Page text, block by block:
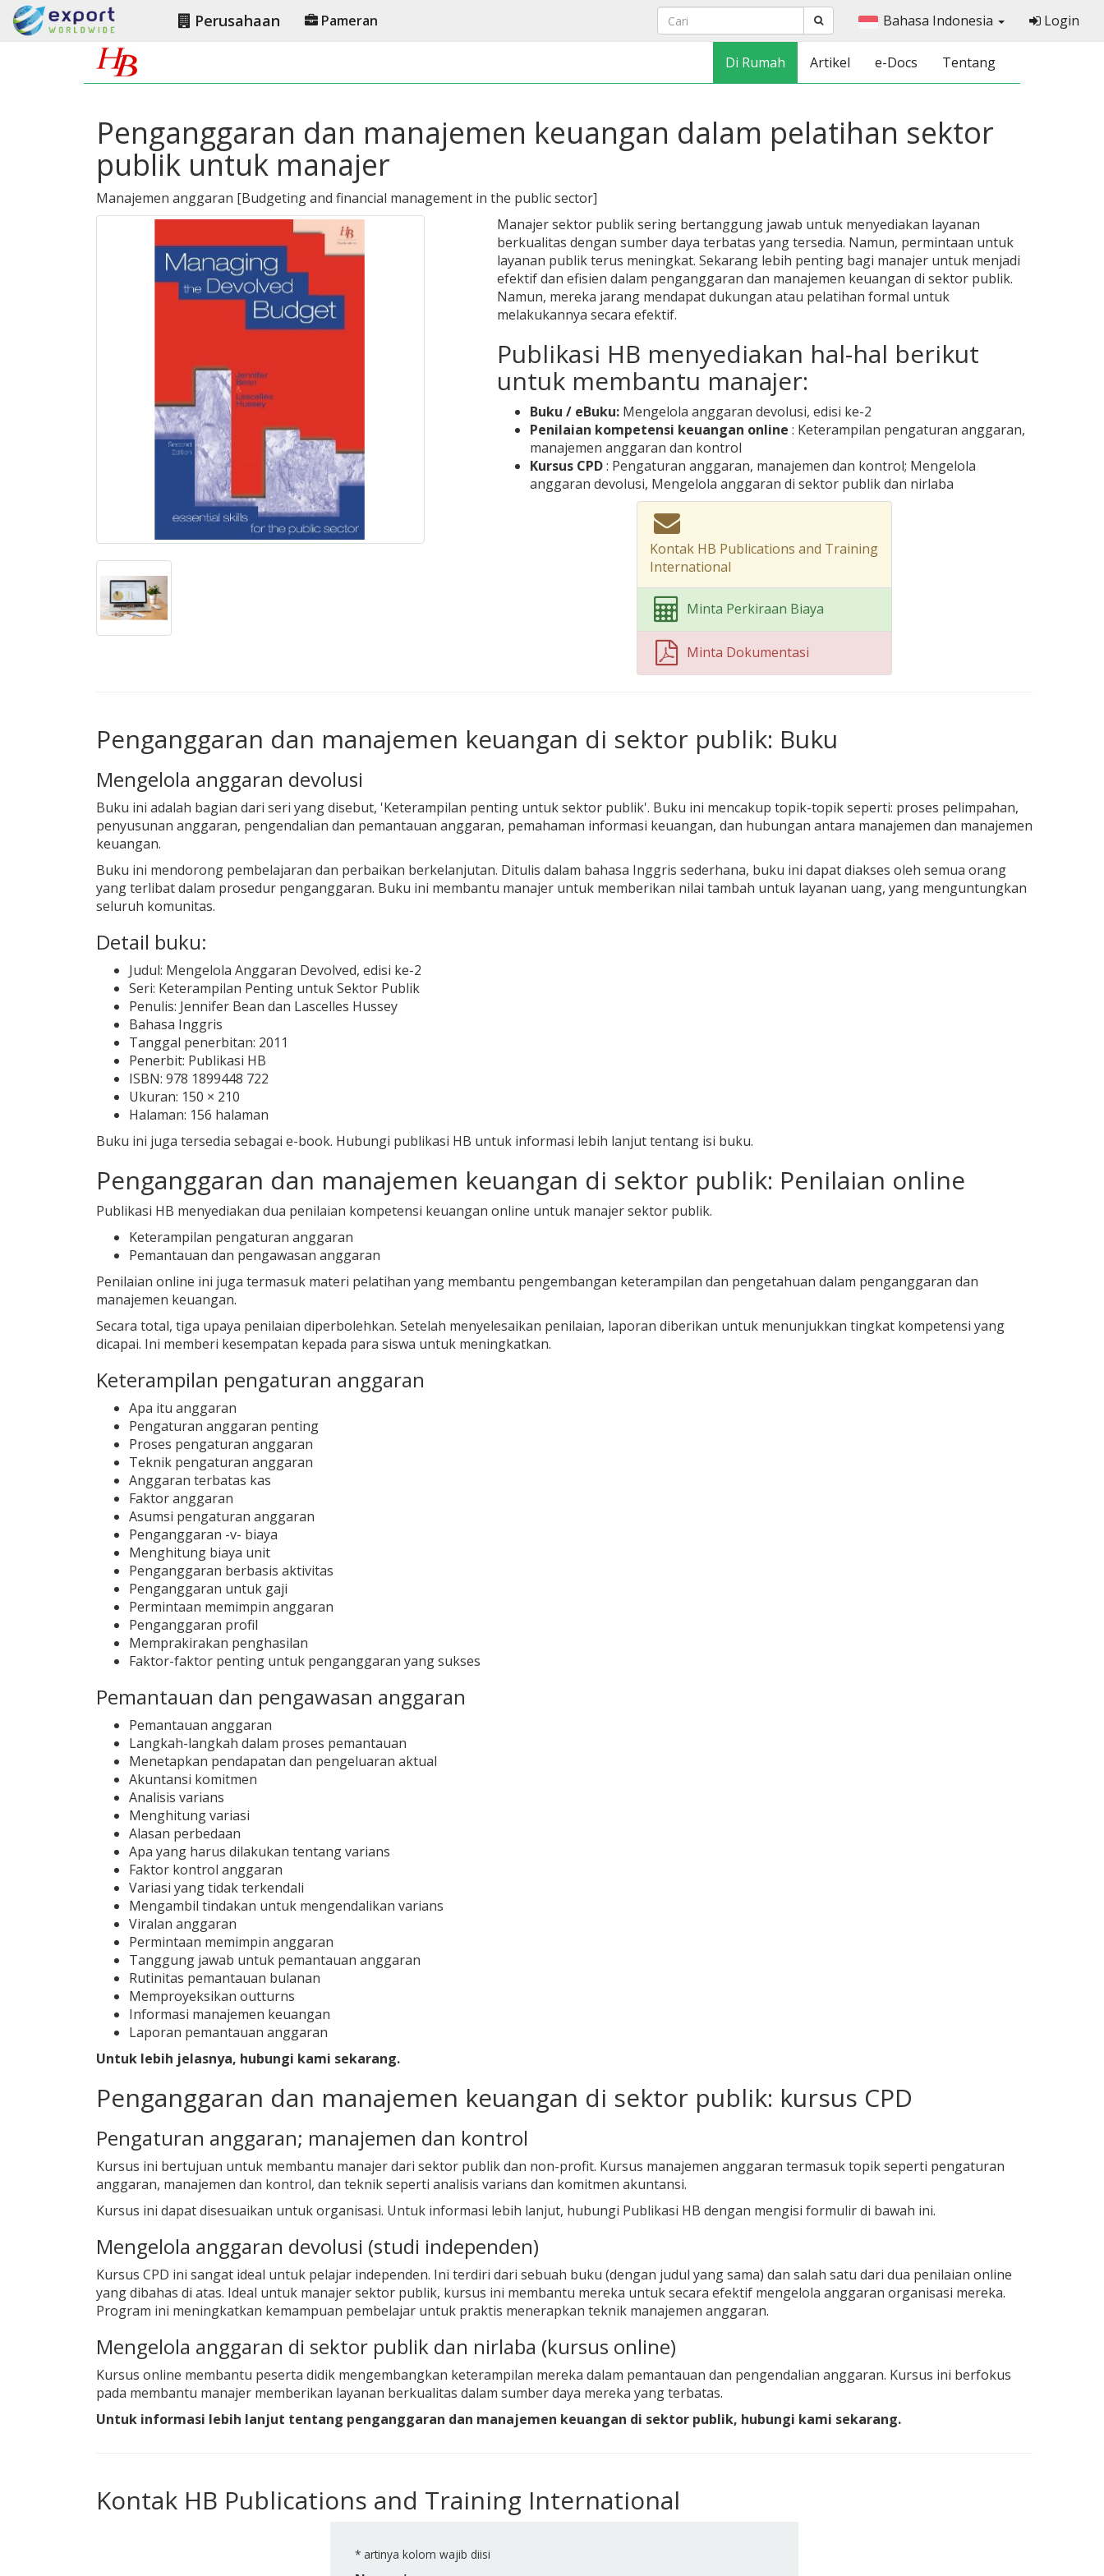
Perusahaan Pameran Bahasa Indonesia Login
Di Rumah Artikel e-Docs Tentang
Penganggaran dan manajemen keuangan dalam pelatihan sektor
publik untuk manajer
Manajemen anggaran [Budgeting and financial management in the public sector]
Manajer sektor publik sering bertanggung jawab untuk menyediakan layanan
berkualitas dengan sumber daya terbatas yang tersedia. Namun, permintaan untuk
layanan publik terus meningkat. Sekarang lebih penting bagi manajer untuk menjadi
efektif dan efisien dalam penganggaran dan manajemen keuangan di sektor publik.
Namun, mereka jarang mendapat dukungan atau pelatihan formal untuk
melakukannya secara efektif.
Publikasi HB menyediakan hal-hal berikut
untuk membantu manajer:
Buku / eBuku:Mengelola anggaran devolusi, edisi ke-2
Penilaian kompetensi keuangan online : Keterampilan pengaturan anggaran,
manajemen anggaran dan kontrol
Kursus CPD: Pengaturan anggaran, manajemen dan kontrol; Mengelola
anggaran devolusi, Mengelola anggaran di sektor publik dan nirlaba
Kontak HB Publications and Training
International
Minta Perkiraan Biaya
Minta Dokumentasi
Penganggaran dan manajemen keuangan di sektor publik: Buku
Mengelola anggaran devolusi
Buku ini adalah bagian dari seri yang disebut, 'Keterampilan penting untuk sektor publik'. Buku ini mencakup topik-topik seperti: proses pelimpahan,
penyusunan anggaran, pengendalian dan pemantauan anggaran, pemahaman informasi keuangan, dan hubungan antara manajemen dan manajemen
keuangan.
Buku ini mendorong pembelajaran dan perbaikan berkelanjutan. Ditulis dalam bahasa Inggris sederhana, buku ini dapat diakses oleh semua orang
yang terlibat dalam prosedur penganggaran. Buku ini membantu manajer untuk memberikan nilai tambah untuk layanan uang, yang menguntungkan
seluruh komunitas.
Detail buku:
Judul: Mengelola Anggaran Devolved, edisi ke-2
Seri: Keterampilan Penting untuk Sektor Publik
Penulis: Jennifer Bean dan Lascelles Hussey
Bahasa Inggris
Tanggal penerbitan: 2011
Penerbit: Publikasi HB
ISBN: 978 1899448 722
Ukuran: 150 × 210
Halaman: 156 halaman
Buku ini juga tersedia sebagai e-book. Hubungi publikasi HB untuk informasi lebih lanjut tentang isi buku.
Penganggaran dan manajemen keuangan di sektor publik: Penilaian online
Publikasi HB menyediakan dua penilaian kompetensi keuangan online untuk manajer sektor publik.
Keterampilan pengaturan anggaran
Pemantauan dan pengawasan anggaran
Penilaian online ini juga termasuk materi pelatihan yang membantu pengembangan keterampilan dan pengetahuan dalam penganggaran dan
manajemen keuangan.
Secara total, tiga upaya penilaian diperbolehkan. Setelah menyelesaikan penilaian, laporan diberikan untuk menunjukkan tingkat kompetensi yang
dicapai. Ini memberi kesempatan kepada para siswa untuk meningkatkan.
Keterampilan pengaturan anggaran
Apa itu anggaran
Pengaturan anggaran penting
Proses pengaturan anggaran
Teknik pengaturan anggaran
Anggaran terbatas kas
Faktor anggaran
Asumsi pengaturan anggaran
Penganggaran -v- biaya
Menghitung biaya unit
Penganggaran berbasis aktivitas
Penganggaran untuk gaji
Permintaan memimpin anggaran
Penganggaran profil
Memprakirakan penghasilan
Faktor-faktor penting untuk penganggaran yang sukses
Pemantauan dan pengawasan anggaran
Pemantauan anggaran
Langkah-langkah dalam proses pemantauan
Menetapkan pendapatan dan pengeluaran aktual
Akuntansi komitmen
Analisis varians
Menghitung variasi
Alasan perbedaan
Apa yang harus dilakukan tentang varians
Faktor kontrol anggaran
Variasi yang tidak terkendali
Mengambil tindakan untuk mengendalikan varians
Viralan anggaran
Permintaan memimpin anggaran
Tanggung jawab untuk pemantauan anggaran
Rutinitas pemantauan bulanan
Memproyeksikan outturns
Informasi manajemen keuangan
Laporan pemantauan anggaran
Untuk lebih jelasnya, hubungi kami sekarang.
Penganggaran dan manajemen keuangan di sektor publik: kursus CPD
Pengaturan anggaran; manajemen dan kontrol
Kursus ini bertujuan untuk membantu manajer dari sektor publik dan non-profit. Kursus manajemen anggaran termasuk topik seperti pengaturan
anggaran, manajemen dan kontrol, dan teknik seperti analisis varians dan komitmen akuntansi.
Kursus ini dapat disesuaikan untuk organisasi. Untuk informasi lebih lanjut, hubungi Publikasi HB dengan mengisi formulir di bawah ini.
Mengelola anggaran devolusi (studi independen)
Kursus CPD ini sangat ideal untuk pelajar independen. Ini terdiri dari sebuah buku (dengan judul yang sama) dan salah satu dari dua penilaian online
yang dibahas di atas. Ideal untuk manajer sektor publik, kursus ini membantu mereka untuk secara efektif mengelola anggaran organisasi mereka.
Program ini meningkatkan kemampuan pembelajar untuk praktis menerapkan teknik manajemen anggaran.
Mengelola anggaran di sektor publik dan nirlaba (kursus online)
Kursus online membantu peserta didik mengembangkan keterampilan mereka dalam pemantauan dan pengendalian anggaran. Kursus ini berfokus
pada membantu manajer memberikan layanan berkualitas dalam sumber daya mereka yang terbatas.
Untuk informasi lebih lanjut tentang penganggaran dan manajemen keuangan di sektor publik, hubungi kami sekarang.
Kontak HB Publications and Training International
* artinya kolom wajib diisi